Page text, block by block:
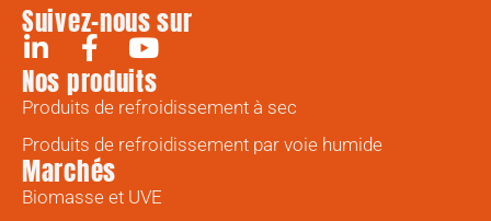
Suivez-nous sur
Nos produits
Produits de refroidissement à sec
Produits de refroidissement par voie humide
Marchés
Biomasse et UVE